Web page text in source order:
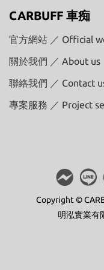
CARBUFF 車痴
官方網站 ／ Official
關於我們 ／ About us
聯絡我們 ／ Contact
專案服務 ／ Project
Copyright ©
明泓實業有